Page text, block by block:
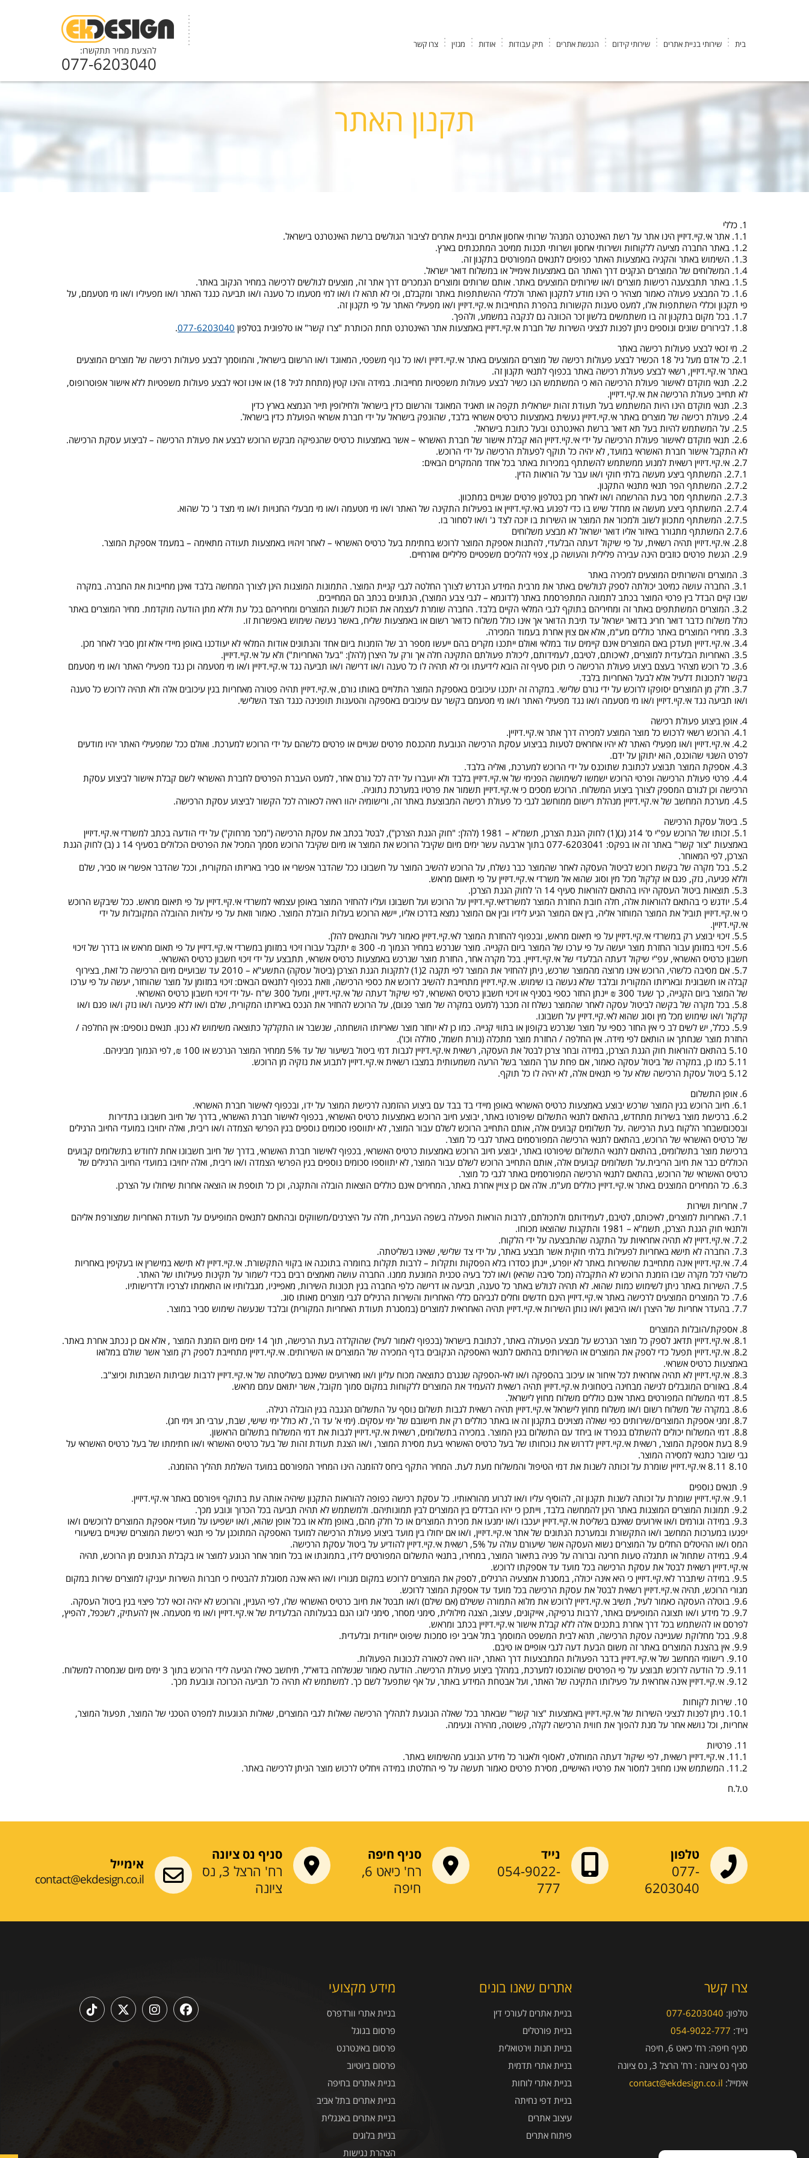
בית שירותי בניית אתרים שירותי קידום הנגשת אתרים תיק עבודות אודות מגזין צרו קשר
להצעת מחיר תתקשרו:
077-6203040
תקנון האתר
1. כללי
1.1. אתר אי.קיי.דיזיין הינו אתר על רשת האינטרנט המנהל שרותי אחסון אתרים ובניית אתרים לציבור הגולשים ברשת האינטרנט בישראל.
1.2. באתר החברה מציעה ללקוחות ושירותי אחסון ושרותי תכנות ממיטב המתכנתים בארץ.
1.3. השימוש באתר והקניה באמצעות האתר כפופים לתנאים המפורטים בתקנון זה.
1.4. המשלוחים של המוצרים הנקנים דרך האתר הם באמצעות אימייל או במשלוח דואר ישראל.
1.5. באתר תתבצענה רכישות מוצרים ו/או שירותים המוצעים באתר. אותם שרותים ומוצרים הנמכרים דרך אתר זה, מוצעים לגולשים לרכישה במחיר הנקוב באתר.
1.6. כל המבצע פעולה כאמור מצהיר כי הינו מודע לתקנון האתר ולכללי ההשתתפות באתר ומקבלם, וכי לא תהא לו ו/או למי מטעמו כל טענה ו/או תביעה כנגד האתר ו/או מפעיליו ו/או מי מטעמם, על
פי תקנון וכללי השתתפות אלו, למעט טענות הקשורות בהפרת התחייבות אי.קיי.דיזיין ו/או מפעילי האתר על פי תקנון זה.
1.7. בכל מקום בתקנון זה בו משתמשים בלשון זכר הכוונה גם לנקבה במשמע, ולהפך.
1.8. לבירורים שונים ונוספים ניתן לפנות לנציגי השירות של חברת אי.קיי.דיזיין באמצעות אתר האינטרנט תחת הכותרת "צרו קשר" או טלפונית בטלפון
077-6203040
.
2. מי זכאי לבצע פעולות רכישה באתר
2.1. כל אדם מעל גיל 18 הכשיר לבצע פעולות רכישה של מוצרים המוצעים באתר אי.קיי.דיזיין ו/או כל גוף משפטי, המאוגד ו/או הרשום בישראל, והמוסמך לבצע פעולות רכישה של מוצרים המוצעים
באתר אי.קיי.דיזיין, רשאי לבצע פעולת רכישה באתר בכפוף לתנאי תקנון זה.
2.2. תנאי מוקדם לאישור פעולת הרכישה הוא כי המשתמש הנו כשיר לבצע פעולות משפטיות מחייבות. במידה והינו קטין (מתחת לגיל 18) או אינו זכאי לבצע פעולות משפטיות ללא אישור אפוטרופוס,
לא תחייב פעולת הרכישה את אי.קיי.דיזיין.
2.3. תנאי מוקדם הינו היות המשתמש בעל תעודת זהות ישראלית תקפה או תאגיד המאוגד והרשום כדין בישראל ולחילופין תייר הנמצא בארץ כדין
2.4. פעולת רכישה של מוצרים באתר אי.קיי.דיזיין נעשית באמצעות כרטיס אשראי בלבד, שהונפק בישראל על ידי חברת אשראי הפועלת כדין בישראל.
2.5. על המשתמש להיות בעל תא דואר ברשת האינטרנט ובעל כתובת בישראל.
2.6. תנאי מוקדם לאישור פעולת הרכישה על ידי אי.קיי.דיזיין הוא קבלת אישור של חברת האשראי – אשר באמצעות כרטיס שהנפיקה מבקש הרוכש לבצע את פעולת הרכישה – לביצוע עסקת הרכישה.
לא התקבל אישור חברת האשראי במועד, לא יהיה כל תוקף לפעולת הרכישה על ידי הרוכש.
2.7. אי.קיי.דיזיין רשאית למנוע ממשתמש להשתתף במכירות באתר בכל אחד מהמקרים הבאים:
2.7.1. המשתתף ביצע מעשה בלתי חוקי ו/או עבר על הוראות הדין.
2.7.2. המשתתף הפר תנאי מתנאי התקנון.
2.7.3. המשתתף מסר בעת ההרשמה ו/או לאחר מכן בטלפון פרטים שגויים במתכוון.
2.7.4. המשתתף ביצע מעשה או מחדל שיש בו כדי לפגוע באי.קיי.דיזיין או בפעילות התקינה של האתר ו/או מי מטעמה ו/או מי מבעלי החנויות ו/או מי מצד ג' כל שהוא.
2.7.5. המשתתף מתכוון לשוב ולמכור את המוצר או השירות בו יזכה לצד ג' ו/או לסחור בו.
2.7.6 המשתתף מתגורר באיזור אליו דואר ישראל לא מבצע משלוחים
2.8. אי.קיי.דיזיין תהיה רשאית, על פי שיקול דעתה הבלעדי, להתנות אספקת המוצר לרוכש בחתימת בעל כרטיס האשראי – לאחר זיהויו באמצעות תעודה מתאימה – במעמד אספקת המוצר.
2.9. הגשת פרטים כוזבים הינה עבירה פלילית והעושה כן, צפוי להליכים משפטיים פליליים ואזרחיים.
3. המוצרים והשרותים המוצעים למכירה באתר
3.1. החברה עושה כמיטב יכולתה לספק לגולשים באתר את מרבית המידע הנדרש לצורך החלטה לגבי קניית המוצר. התמונות המוצגות הינן לצורך המחשה בלבד ואינן מחייבות את החברה. במקרה
שבו קיים הבדל בין פרטי המוצר בכתב לתמונה המתפרסמת באתר (לדוגמא – לגבי צבע המוצר), הנתונים בכתב הם המחייבים.
3.2. המוצרים המשתתפים באתר זה ומחיריהם בתוקף לגבי המלאי הקיים בלבד. החברה שומרת לעצמה את הזכות לשנות המוצרים ומחיריהם בכל עת וללא מתן הודעה מוקדמת. מחיר המוצרים באתר
כולל משלוח כדבר דואר חריג בדואר ישראל עד תיבת הדואר אך אינו כולל משלוח כדואר רשום או באמצעות שליח, באשר נעשה שימוש באפשרות זו.
3.3. מחירי המוצרים באתר כוללים מע"מ, אלא אם צוין אחרת בעמוד המכירה.
3.4. אי.קיי.דיזיין תעדכן באם המוצרים אינם קיימים עוד במלאי ואולם ייתכנו מקרים בהם ייעשו מספר רב של הזמנות ביום אחד והנתונים אודות המלאי לא יעודכנו באופן מיידי אלא זמן סביר לאחר מכן.
3.5. האחריות הבלעדית למוצרים, לאיכותם, לטיבם, לעמידותם, ליכולת פעולתם התקינה חלה אך ורק על היצרן (להלן: "בעל האחריות") ולא על אי.קיי.דיזיין.
3.6. כל רוכש מצהיר בעצם ביצוע פעולת הרכישה כי תוכן סעיף זה הובא לידיעתו וכי לא תהיה לו כל טענה ו/או דרישה ו/או תביעה נגד אי.קיי.דיזיין ו/או מי מטעמה וכן נגד מפעילי האתר ו/או מי מטעמם
בקשר לתכונות דלעיל אלא לבעל האחריות בלבד.
3.7. חלק מן המוצרים יסופקו לרוכש על ידי גורם שלישי. במקרה זה יתכנו עיכובים באספקת המוצר התלויים באותו גורם, אי.קיי.דיזיין תהיה פטורה מאחריות בגין עיכובים אלה ולא תהיה לרוכש כל טענה
ו/או תביעה נגד אי.קיי.דיזיין ו/או מי מטעמה ו/או נגד מפעילי האתר ו/או מי מטעמם בקשר עם עיכובים באספקה והטענות תופנינה כנגד הצד השלישי.
4. אופן ביצוע פעולת רכישה
4.1. הרוכש רשאי לרכוש כל מוצר המוצע למכירה דרך אתר אי.קיי.דיזיין.
4.2. אי.קיי.דיזיין ו/או מפעילי האתר לא יהיו אחראים לטעות בביצוע עסקת הרכישה הנובעת מהכנסת פרטים שגויים או פרטים כלשהם על ידי הרוכש למערכת. ואולם ככל שמפעילי האתר יהיו מודעים
לפרט השגוי שהוכנס, הוא יתוקן על ידם.
4.3. אספקת המוצר תבוצע לכתובת שתוכנס על ידי הרוכש למערכת, ואליה בלבד.
4.4. פרטי פעולת הרכישה ופרטי הרוכש ישמשו לשימושה הפנימי של אי.קיי.דיזיין בלבד ולא יועברו על ידה לכל גורם אחר, למעט העברת הפרטים לחברת האשראי לשם קבלת אישור לביצוע עסקת
הרכישה וכן לגורם המספק לצורך ביצוע המשלוח. הרוכש מסכים כי אי.קיי.דיזיין תשמור את פרטיו במערכת נתוניה.
4.5. מערכת המחשב של אי.קיי.דיזיין מנהלת רישום ממוחשב לגבי כל פעולת רכישה המבוצעת באתר זה, ורישומיה יהוו ראיה לכאורה לכל הקשור לביצוע עסקת הרכישה.
5. ביטול עסקת הרכישה
5.1. זכותו של הרוכש עפ"י ס' 14ג (ג)(1) לחוק הגנת הצרכן, תשמ"א – 1981 (להלן: "חוק הגנת הצרכן"), לבטל בכתב את עסקת הרכישה ("מכר מרחוק") על ידי הודעה בכתב למשרדי אי.קיי.דיזיין
באמצעות "צור קשר" באתר זה או בפקס: 077-6203041 בתוך ארבעה עשר ימים מיום שקיבל הרוכש את המוצר או מיום שקיבל הרוכש מסמך המכיל את הפרטים הכלולים בסעיף 14 ג (ב) לחוק הגנת
הצרכן, לפי המאוחר.
5.2. בכל מקרה של בקשת רוכש לביטול העסקה לאחר שהמוצר כבר נשלח, על הרוכש להשיב המוצר על חשבונו ככל שהדבר אפשרי או סביר באריזתו המקורית, וככל שהדבר אפשרי או סביר, שלם
וללא פגיעה, נזק, פגם או קלקול מכל מין וסוג שהוא אל משרדי אי.קיי.דיזיין על פי תיאום מראש.
5.3. תוצאות ביטול העסקה יהיו בהתאם להוראות סעיף 14 ה' לחוק הגנת הצרכן.
5.4. יודגש כי בהתאם להוראות אלה, חלה חובת החזרת המוצר למשרדיאי.קיי.דיזיין על הרוכש ועל חשבונו ועליו להחזיר המוצר באופן עצמאי למשרדי אי.קיי.דיזיין על פי תיאום מראש. ככל שיבקש הרוכש
כי אי.קיי.דיזיין תוביל את המוצר המוחזר אליה, בין אם המוצר הגיע לידיו ובין אם המוצר נמצא בדרכו אליו, יישא הרוכש בעלות הובלת המוצר. כאמור וזאת על פי עלויות ההובלה המקובלות על ידי
אי.קיי.דיזיין.
5.5. זיכוי יבוצע רק במשרדי אי.קיי.דיזיין על פי תיאום מראש, ובכפוף להחזרת המוצר לאי.קיי.דיזיין כאמור לעיל והתנאים להלן.
5.6. זיכוי במזומן עבור החזרת מוצר יעשה על פי ערכו של המוצר ביום הקנייה. מוצר שנרכש במחיר הנמוך מ- 300 ₪ יתקבל עבורו זיכוי במזומן במשרדי אי.קיי.דיזיין על פי תאום מראש או בדרך של זיכוי
חשבון כרטיס האשראי, עפ"י שיקול דעתה הבלעדי של אי.קיי.דיזיין. בכל מקרה אחר, החזרת מוצר שנרכש באמצעות כרטיס אשראי, תתבצע על ידי זיכוי חשבון כרטיס האשראי.
5.7. אם מסיבה כלשהי, הרוכש אינו מרוצה מהמוצר שרכש, ניתן להחזיר את המוצר לפי תקנה 2(1) לתקנות הגנת הצרכן (ביטול עסקה) התשע"א – 2010 עד שבועיים מיום הרכישה כל זאת, בצירוף
קבלה או חשבונית ובאריזתו המקורית ובלבד שלא נעשה בו שימוש. אי.קיי.דיזיין מתחייבת להשיב לרוכש את כספי הרכישה, וזאת בכפוף לתנאים הבאים: זיכוי במזומן על מוצר שהוחזר, יעשה על פי ערכו
של המוצר ביום הקנייה, כך שעד 300 ₪ יינתן החזר כספי בסניף או זיכוי חשבון כרטיס האשראי, לפי שיקול דעתה של אי.קיי.דיזיין, ומעל 300 ש"ח -על ידי זיכוי חשבון כרטיס האשראי.
5.8. בכל מקרה של בקשה לביטול עסקה לאחר שהמוצר נשלח זה מכבר (למעט במקרה של מוצר פגום), על הרוכש להחזיר את הנכס באריזתו המקורית, שלם ו/או ללא פגיעה ו/או נזק ו/או פגם ו/או
קלקול ו/או שימוש מכל מין וסוג שהוא לאי.קיי.דיזיין על חשבונו.
5.9. ככלל, יש לשים לב כי אין החזר כספי על מוצר שנרכש בקופון או בתווי קנייה. כמו כן לא יוחזר מוצר שאריזתו הושחתה, שנשבר או התקלקל כתוצאה משימוש לא נכון. תנאים נוספים: אין החלפה /
החזרת מוצר שנחתך או הותאם לפי מידה. אין החלפה / החזרת מוצר מתכלה (נורת חשמל, סוללה וכו').
5.10 בהתאם להוראות חוק הגנת הצרכן, במידה ובחר צרכן לבטל את העסקה, רשאית אי.קיי.דיזיין לגבות דמי ביטול בשיעור של עד 5% ממחיר המוצר הנרכש או 100 ₪, לפי הנמוך מביניהם.
5.11 כמו כן, במקרה של ביטול עסקה כאמור, אם פחת ערך המוצר בשל הרעה משמעותית במצבו רשאית אי.קיי.דיזיין לתבוע את נזקיה מן הרוכש.
5.12 ביטול עסקת הרכישה שלא על פי תנאים אלה, לא יהיה לו כל תוקף.
6. אופן התשלום
6.1. חיוב הרוכש בגין המוצר שרכש יבוצע באמצעות כרטיס האשראי באופן מיידי בד בבד עם ביצוע ההזמנה לרכישת המוצר על ידו, ובכפוף לאישור חברת האשראי.
6.2. ברכישת מוצר בשירות מתחדש, בהתאם לתנאי התשלום שיפורטו באתר, יבוצע חיוב הרוכש באמצעות כרטיס האשראי, בכפוף לאישור חברת האשראי, בדרך של חיוב חשבונו בתדירות
ובסכוםשבחר הלקוח בעת הרכישה .על תשלומים קבועים אלה, אותם התחייב הרוכש לשלם עבור המוצר, לא יתווספו סכומים נוספים בגין הפרשי הצמדה ו/או ריבית, ואלה יחויבו במועדי החיוב הרגילים
של כרטיס האשראי של הרוכש, בהתאם לתנאי הרכישה המפורסמים באתר לגבי כל מוצר.
ברכישת מוצר בתשלומים, בהתאם לתנאי התשלום שיפורטו באתר, יבוצע חיוב הרוכש באמצעות כרטיס האשראי, בכפוף לאישור חברת האשראי, בדרך של חיוב חשבונו אחת לחודש בתשלומים קבועים
הכוללים כבר את חיוב הריבית.על תשלומים קבועים אלה, אותם התחייב הרוכש לשלם עבור המוצר, לא יתווספו סכומים נוספים בגין הפרשי הצמדה ו/או ריבית, ואלה יחויבו במועדי החיוב הרגילים של
כרטיס האשראי של הרוכש, בהתאם לתנאי הרכישה המפורסמים באתר לגבי כל מוצר.
6.3. כל המחירים המוצגים באתר אי.קיי.דיזיין כוללים מע"מ. אלה אם כן צויין אחרת באתר, המחירים אינם כוללים הוצאות הובלה והתקנה, וכן כל תוספת או הוצאה אחרות שיחולו על הצרכן.
7. אחריות ושירות
7.1. האחריות למוצרים, לאיכותם, לטיבם, לעמידותם ולתכולתם, לרבות הוראות הפעלה בשפה העברית, חלה על היצרנים/משווקים ובהתאם לתנאים המופיעים על תעודת האחריות שמצורפת אליהם
ולתנאי חוק הגנת הצרכן, תשמ"א – 1981 והתקנות שהוצאו מכוחו.
7.2. אי.קיי.דיזיין לא תהיה אחראיות על התקנה שהתבצעה על ידי הלקוח.
7.3. החברה לא תישא באחריות לפעילות בלתי חוקית אשר תבצע באתר, על ידי צד שלישי, שאינו בשליטתה.
7.4. אי.קיי.דיזיין אינה מתחייבת שהשירות באתר לא יופרע, יינתן כסדרו בלא הפסקות ותקלות – לרבות תקלות בחומרה בתוכנה או בקווי התקשורת. אי.קיי.דיזיין לא תישא במישרין או בעקיפין באחריות
כלשהי לכל מקרה שבו הזמנת הרוכש לא התקבלה (מכל סיבה שהיא) ו/או לכל בעיה טכנית המונעת ממנו. החברה עושה מאמצים רבים בכדי לשמור על תקינות פעילותו של האתר.
7.5. השירות באתר ניתן לשימוש כמות שהוא. לא תהיה לגולש באתר כל טענה, תביעה או דרישה כלפי החברה בגין תכונות השירות, מאפייניו, מגבלותיו או התאמתו לצרכיו ולדרישותיו.
7.6. כל המוצרים המוצעים לרכישה באתר אי.קיי.דיזיין הינם חדשים וחלים לגביהם כללי האחריות והשירות הרגילים לגבי מוצרים מאותו סוג.
7.7. בהעדר אחריות של היצרן ו/או היבואן ו/או נותן השירות אי.קיי.דיזיין תהיה האחראית למוצרים (במסגרת תעודת האחריות המקורית) ובלבד שנעשה שימוש סביר במוצר.
8. אספקת/הובלות המוצרים
8.1. אי.קיי.דיזיין תדאג לספק כל מוצר הנרכש על מבצע הפעולה באתר, לכתובת בישראל (בכפוף לאמור לעיל) שהוקלדה בעת הרכישה, תוך 14 ימים מיום הזמנת המוצר , אלא אם כן נכתב אחרת באתר.
8.2. אי.קיי.דיזיין תפעל כדי לספק את המוצרים או השירותים בהתאם לתנאי האספקה הנקובים בדף המכירה של המוצרים או השירותים. אי.קיי.דיזיין מתחייבת לספק רק מוצר אשר שולם במלואו
באמצעות כרטיס אשראי.
8.3. אי.קיי.דיזיין לא תהיה אחראית לכל איחור או עיכוב בהספקה ו/או לאי-הספקה שנגרם כתוצאה מכוח עליון ו/או מאירועים שאינם בשליטתה של אי.קיי.דיזיין לרבות שביתות השבתות וכיוצ"ב.
8.4. באזורים המוגבלים לגישה מבחינה ביטחונית אי.קיי.דיזיין תהיה רשאית להעמיד את המוצרים ללקוחות במקום סמוך מקובל, אשר יתואם עמם מראש.
8.5. דמי המשלוח המפורטים באתר אינם כוללים משלוח מחוץ לישראל.
8.6. במקרה של משלוח רשום ו/או משלוח מחוץ לישראל אי.קיי.דיזיין תהיה רשאית לגבות תשלום נוסף על התשלום הנגבה בגין הובלה רגילה.
8.7. זמני אספקת המוצרים/שירותים כפי שאלה מצוינים בתקנון זה או באתר כוללים רק את חישובם של ימי עסקים. (ימי א' עד ה', לא כולל ימי שישי, שבת, ערבי חג וימי חג).
8.8. דמי המשלוח יכולים להשתלם בנפרד או ביחד עם התשלום בגין המוצר. במכירה בתשלומים, רשאית אי.קיי.דיזיין לגבות את דמי המשלוח בתשלום הראשון.
8.9 בעת אספקת המוצר, רשאית אי.קיי.דיזיין לדרוש את נוכחותו של בעל כרטיס האשראי בעת מסירת המוצר, ו/או הצגת תעודת זהות של בעל כרטיס האשראי ו/או חתימתו של בעל כרטיס האשראי על
גבי שובר כתנאי למסירה המוצר.
8.10 8.11 אי.קיי.דיזיין שומרת על זכותה לשנות את דמי הטיפול והמשלוח מעת לעת. המחיר התקף ביחס להזמנה הינו המחיר המפורסם במועד השלמת תהליך ההזמנה.
9. תנאים נוספים
9.1. אי.קיי.דיזיין שומרת על זכותה לשנות תקנון זה, להוסיף עליו ו/או לגרוע מהוראותיו. כל עסקת רכישה כפופה להוראות התקנון שיהיה אותה עת בתוקף ויפורסם באתר אי.קיי.דיזיין.
9.2. תמונות המוצרים המוצגות באתר הינן להמחשה בלבד, וייתכן כי יהיו הבדלים בין המוצרים לבין תמונותיהם. ולמשתמש לא תהיה תביעה בכל הכרוך ונובע מכך.
9.3. במידה וגורמים ו/או אירועים שאינם בשליטת אי.קיי.דיזיין יעכבו ו/או ימנעו את מכירת המוצרים או כל חלק מהם, באופן מלא או בכל אופן שהוא, ו/או ישפיעו על מועדי אספקת המוצרים לרוכשים ו/או
יפגעו במערכות המחשב ו/או התקשורת ובמערכת הנתונים של אתר אי.קיי.דיזיין, ו/או אם יחולו בין מועד ביצוע פעולת הרכישה למועד האספקה המתוכנן על פי תנאי רכישת המוצרים שינויים בשיעורי
המס ו/או ההיטלים החלים על המוצרים נשוא העסקה אשר שיעורם עולה על 5%, רשאית אי.קיי.דיזיין להודיע על ביטול עסקת הרכישה.
9.4. במידה שתחול או תתגלה טעות חריגה וברורה על פניה בתיאור המוצר, במחירו, בתנאי התשלום המפורטים לידו, בתמונתו או בכל חומר אחר הנוגע למוצר או בקבלת הנתונים מן הרוכש, תהיה
אי.קיי.דיזיין רשאית לבטל את עסקת הרכישה בכל מועד עד אספקתו לרוכש.
9.5. במידה שיתברר לאי.קיי.דיזיין כי היא אינה יכולה, במסגרת אמצעיה הרגילים, לספק את המוצרים לרוכש במקום מגוריו ו/או היא אינה מסוגלת להבטיח כי חברות השירות יעניקו למוצרים שירות במקום
מגורי הרוכש, תהיה אי.קיי.דיזיין רשאית לבטל את עסקת הרכישה בכל מועד עד אספקת המוצר לרוכש.
9.6. בוטלה העסקה כאמור לעיל, תשיב אי.קיי.דיזיין לרוכש את מלוא התמורה ששילם (אם שילם) ו/או תבטל את חיוב כרטיס האשראי שלו, לפי העניין, והרוכש לא יהיה זכאי לכל פיצוי בגין ביטול העסקה.
9.7. כל מידע ו/או תצוגה המופיעים באתר, לרבות גרפיקה, אייקונים, עיצוב, הצגה מילולית, סימני מסחר, סימני לוגו הנם בבעלותה הבלעדית של אי.קיי.דיזיין ו/או מי מטעמה. אין להעתיק, לשכפל, להפיץ,
לפרסם או להשתמש בכל דרך אחרת בתכנים אלה ללא קבלת אישור אי.קיי.דיזיין בכתב ומראש.
9.8. בכל מחלוקת שעניינה עסקת הרכישה, תהא לבית המשפט המוסמך בתל אביב יפו סמכות שיפוט ייחודית ובלעדית.
9.9. אין בהצגת המוצרים באתר זה משום הבעת דעה לגבי אופיים או טיבם.
9.10. רישומי המחשב של אי.קיי.דיזיין בדבר הפעולות המתבצעות דרך האתר, יהוו ראיה לכאורה לנכונות הפעולות.
9.11. כל הודעה לרוכש תבוצע על פי הפרטים שהוכנסו למערכת, במהלך ביצוע פעולת הרכישה. הודעה כאמור שנשלחה בדוא"ל, תיחשב כאילו הגיעה לידי הרוכש בתוך 3 ימים מיום שנמסרה למשלוח.
9.12. אי.קיי.דיזיין אינה אחראית על פעילותו התקינה של האתר, ועל אבטחת המידע באתר, על אף שתפעל לשם כך. למשתמש לא תהיה כל תביעה הכרוכה ונובעת מכך.
10. שירות לקוחות
10.1. ניתן לפנות לנציגי השירות של אי.קיי.דיזיין באמצעות "צור קשר" שבאתר בכל שאלה הנוגעת לתהליך הרכישה שאלות לגבי המוצרים, שאלות הנוגעות למפרט הטכני של המוצר, תפעול המוצר,
אחריות, וכל נושא אחר על מנת להפוך את חווית הרכישה לקלה, פשוטה, מהירה ונעימה.
11. פרטיות
11.1. אי.קיי.דיזיין רשאית, לפי שיקול דעתה המוחלט, לאסוף ולאגור כל מידע הנובע מהשימוש באתר.
11.2. המשתמש אינו מחויב למסור את פרטיו האישיים, מסירת פרטים כאמור תעשה על פי החלטתו במידה ויחליט לרכוש מוצר הניתן לרכישה באתר.
ט.ל.ח
טלפון
077-
6203040
נייד
054-9022-
777
סניף חיפה
רח' כיאט 6,
חיפה
סניף נס ציונה
רח' הרצל 3, נס
ציונה
אימייל
contact@ekdesign.co.il
צרו קשר
טלפון: 077-6203040
נייד: 054-9022-777
סניף חיפה: רח' כיאט 6, חיפה
סניף נס ציונה : רח' הרצל 3, נס ציונה
אימייל: contact@ekdesign.co.il
אתרים שאנו בונים
בניית אתרים לעורכי דין
בניית פורטלים
בניית חנות וירטואלית
בניית אתרי תדמית
בניית אתרי לוחות
בניית דפי נחיתה
עיצוב אתרים
פיתוח אתרים
מידע מקצועי
בניית אתרי וורדפרס
פרסום בגוגל
פרסום באינטרנט
פרסום ביוטיוב
בניית אתרים בחיפה
בניית אתרים בתל אביב
בניית אתרים באנגלית
בניית בלוגים
הצהרת נגישות